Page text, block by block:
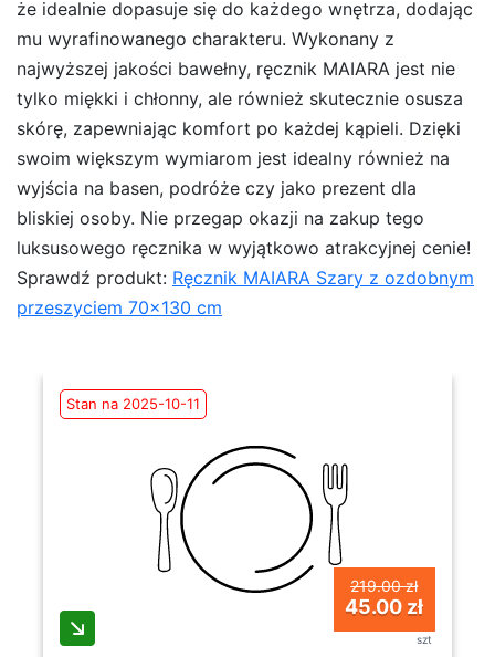
że idealnie dopasuje się do każdego wnętrza, dodając
mu wyrafinowanego charakteru. Wykonany z
najwyższej jakości bawełny, ręcznik MAIARA jest nie
tylko miękki i chłonny, ale również skutecznie osusza
skórę, zapewniając komfort po każdej kąpieli. Dzięki
swoim większym wymiarom jest idealny również na
wyjścia na basen, podróże czy jako prezent dla
bliskiej osoby. Nie przegap okazji na zakup tego
luksusowego ręcznika w wyjątkowo atrakcyjnej cenie!
Sprawdź produkt: Ręcznik MAIARA Szary z ozdobnym
przeszyciem 70×130 cm
Stan na 2025-10-11
219.00 zł
45.00 zł
szt